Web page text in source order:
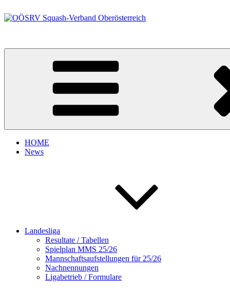
Inhalt
HOME
News
Landesliga
Resultate / Tabellen
Spielplan MMS 25/26
Mannschaftsaufstellungen für 25/26
Nachnennungen
Ligabetrieb / Formulare